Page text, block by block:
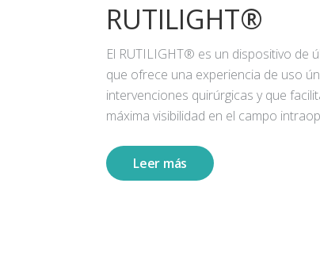
RUTILIGHT®
El RUTILIGHT® es un dispositivo de
que ofrece una experiencia de uso
intervenciones quirúrgicas y que
máxima visibilidad en el campo
Leer más